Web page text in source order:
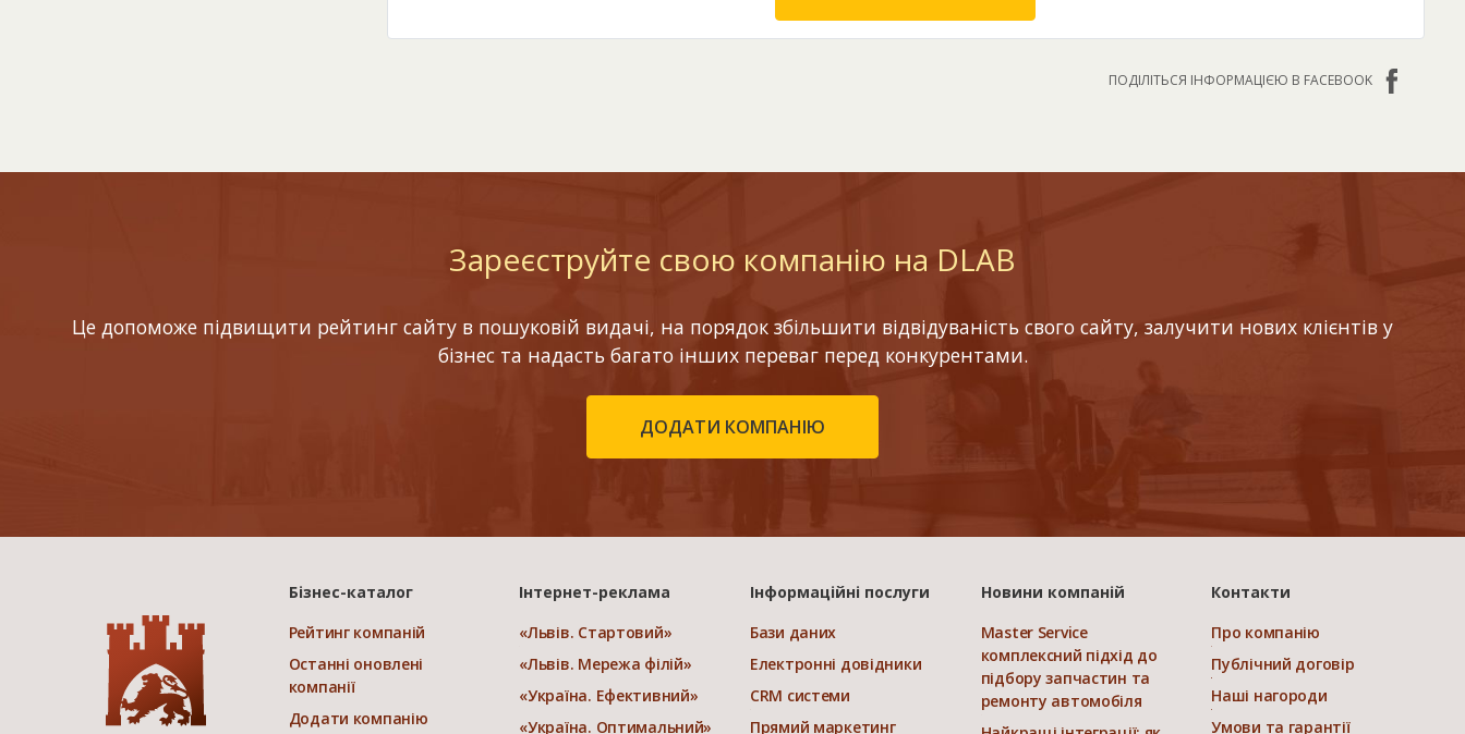
ПОДІЛІТЬСЯ ІНФОРМАЦІЄЮ В FACEBOOK
Зареєструйте свою компанію на DLAB
Це допоможе підвищити рейтинг сайту в пошуковій видачі, на порядок збільшити відвідуваність свого сайту, залучити нових клієнтів у
бізнес та надасть багато інших переваг перед конкурентами.
ДОДАТИ КОМПАНІЮ
Бізнес-каталог
Рейтинг компаній
Останні оновлені
компанії
Додати компанію
Інтернет-реклама
«Львів. Стартовий»
«Львів. Мережа філій»
«Україна. Ефективний»
«Україна. Оптимальний»
Інформаційні послуги
Бази даних
Електронні довідники
CRM системи
Прямий маркетинг
Новини компаній
Master Service
комплексний підхід до
підбору запчастин та
ремонту автомобіля
Контакти
Про компанію
Публічний договір
Наші нагороди
Умови та гарантії